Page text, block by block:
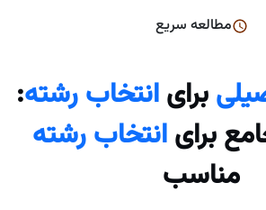
مطالعه سریع
برایانتخاب رشته:
برایانتخاب رشته
مناسب